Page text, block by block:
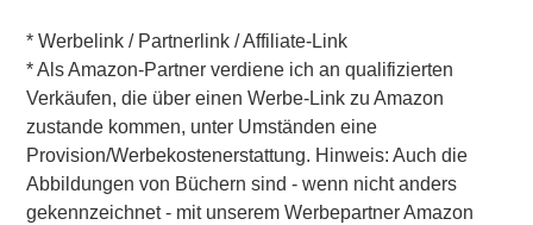
* Werbelink / Partnerlink / Affiliate-Link
* Als Amazon-Partner verdiene ich an qualifizierten
Verkäufen, die über einen Werbe-Link zu Amazon
zustande kommen, unter Umständen eine
Provision/Werbekostenerstattung. Hinweis: Auch die
Abbildungen von Büchern sind - wenn nicht anders
gekennzeichnet - mit unserem Werbepartner Amazon